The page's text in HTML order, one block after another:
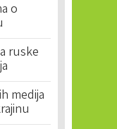
o
ruske
medija